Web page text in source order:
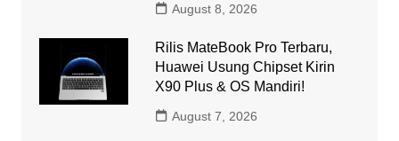
August 8, 2026
Rilis MateBook Pro Terbaru,
Huawei Usung Chipset Kirin
X90 Plus & OS Mandiri!
August 7, 2026